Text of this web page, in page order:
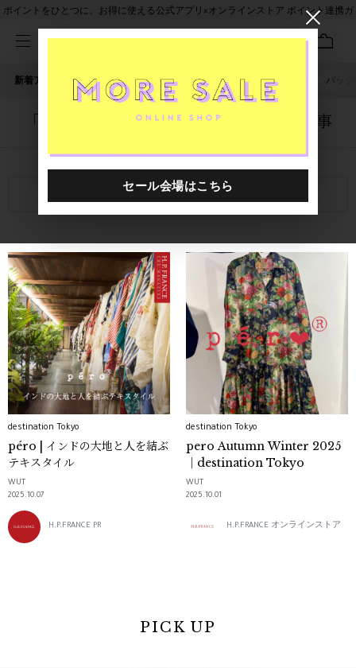
ポイントをひとつに。お得に使える公式アプリ×オンラインストア ポイント連携ガ
新着アイテム 人気ワード セール 40th限定 ピアス バッグ
「1020901.2520017.0999」に関する記事
関連キーワード
destination Tokyo
péro | インドの大地と人を結ぶ
テキスタイル
WUT
2025.10.07
H.P.FRANCE PR
destination Tokyo
pero Autumn Winter 2025
｜destination Tokyo
WUT
2025.10.01
H.P.FRANCE オンラインストア
PICK UP